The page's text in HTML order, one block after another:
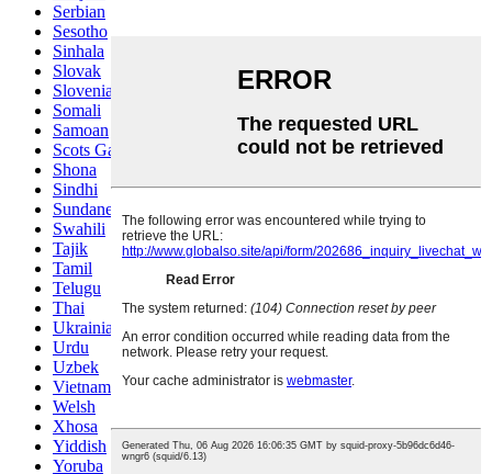
Serbian
Sesotho
Sinhala
Slovak
Slovenian
Somali
Samoan
Scots Gaelic
Shona
Sindhi
Sundanese
Swahili
Tajik
Tamil
Telugu
Thai
Ukrainian
Urdu
Uzbek
Vietnamese
Welsh
Xhosa
Yiddish
Yoruba